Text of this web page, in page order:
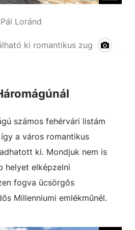
Pál Loránd
ki romantikus zug
számos fehérvári listám
a város romantikus
ki. Mondjuk nem is
helyet elképzelni
fogva ücsörgős
Millenniumi emlékműnél.